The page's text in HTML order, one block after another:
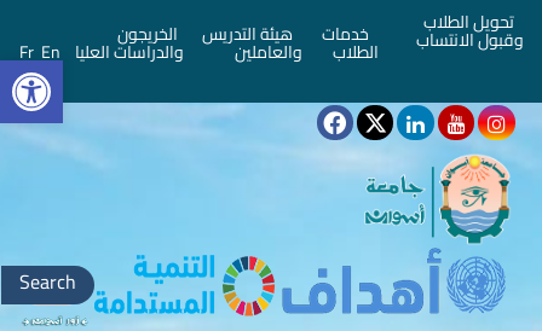
تحويل الطلاب
وقبول الانتساب خدمات
الطلاب
هيئة التدريس
والعاملين
الخريجون
والدراسات العليا En
Fr
Search
for: